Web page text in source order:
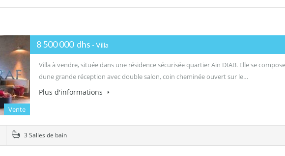
Vente
8 500 000 dhs - Villa
Villa à vendre, située dans une résidence sécurisée quartier Ain DIAB. Elle se compose
dune grande réception avec double salon, coin cheminée ouvert sur le…
Plus d'informations
3 Salles de bain